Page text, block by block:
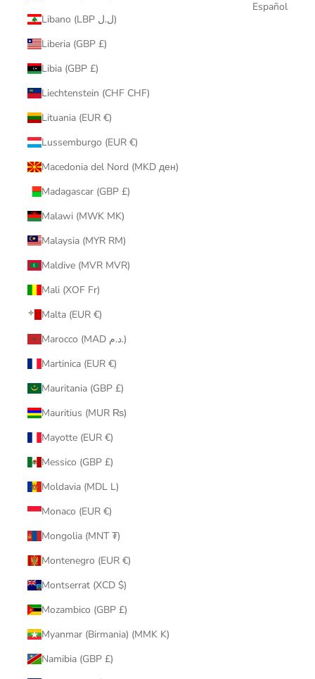
Libano (LBP ل.ل)
Liberia (GBP £)
Libia (GBP £)
Liechtenstein (CHF CHF)
Lituania (EUR €)
Lussemburgo (EUR €)
Macedonia del Nord (MKD ден)
Madagascar (GBP £)
Malawi (MWK MK)
Malaysia (MYR RM)
Maldive (MVR MVR)
Mali (XOF Fr)
Malta (EUR €)
Marocco (MAD د.م.)
Martinica (EUR €)
Mauritania (GBP £)
Mauritius (MUR ₨)
Mayotte (EUR €)
Messico (GBP £)
Moldavia (MDL L)
Monaco (EUR €)
Mongolia (MNT ₮)
Montenegro (EUR €)
Montserrat (XCD $)
Mozambico (GBP £)
Myanmar (Birmania) (MMK K)
Namibia (GBP £)
Español